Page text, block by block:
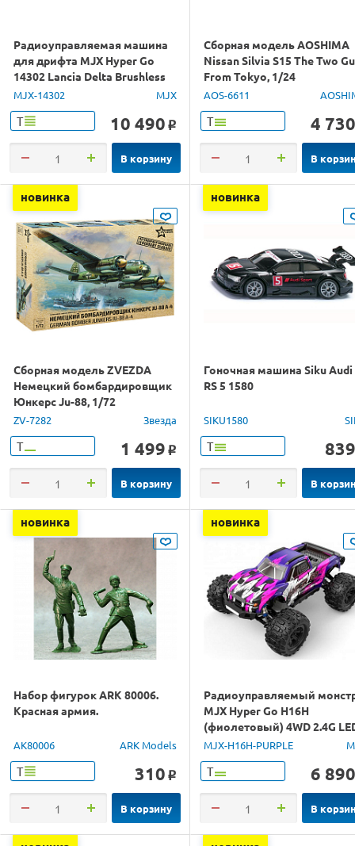
Радиоуправляемая машина
для дрифта MJX Hyper Go
14302 Lancia Delta Brushless
4WD 2.4G LED 1/14 RTR
MJX-14302 MJX
Т 10 490 o
В корзину
Сборная модель AOSHIMA
Nissan Silvia S15 The Two
From Tokyo, 1/24
AOS-6611
Т 4 730
В
новинка
Сборная модель ZVEZDA
Немецкий бомбардировщик
Юнкерс Ju-88, 1/72
ZV-7282 Звезда
Т 1 499 o
В корзину
новинка
Гоночная машина Siku Audi
RS 5 1580
SIKU1580
Т 839
В
новинка
Набор фигурок ARK 80006.
Красная армия.
AK80006 ARK Models
Т 310 o
В корзину
новинка
Радиоуправляемый
MJX Hyper Go H16H
(фиолетовый) 4WD 2.4G
GPS 1/16 RTR
MJX-H16H-PURPLE
Т 6 890
В